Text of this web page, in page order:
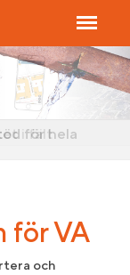
för hela
i fält
för VA
och